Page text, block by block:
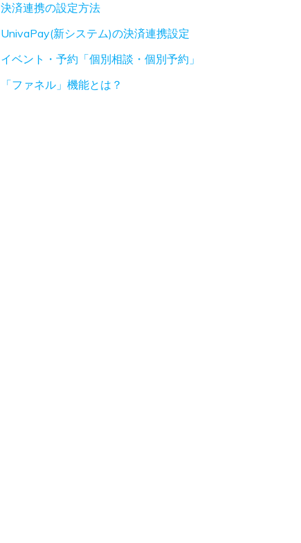
決済連携の設定方法
UnivaPay(新システム)の決済連携設定
イベント・予約「個別相談・個別予約」
「ファネル」機能とは？